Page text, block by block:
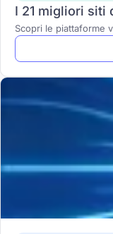
I 21 migliori siti
Scopri le piattaforme